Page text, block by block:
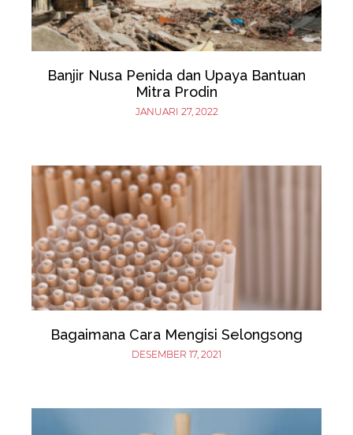
Banjir Nusa Penida dan Upaya Bantuan
Mitra Prodin
JANUARI 27, 2022
Bagaimana Cara Mengisi Selongsong
DESEMBER 17, 2021